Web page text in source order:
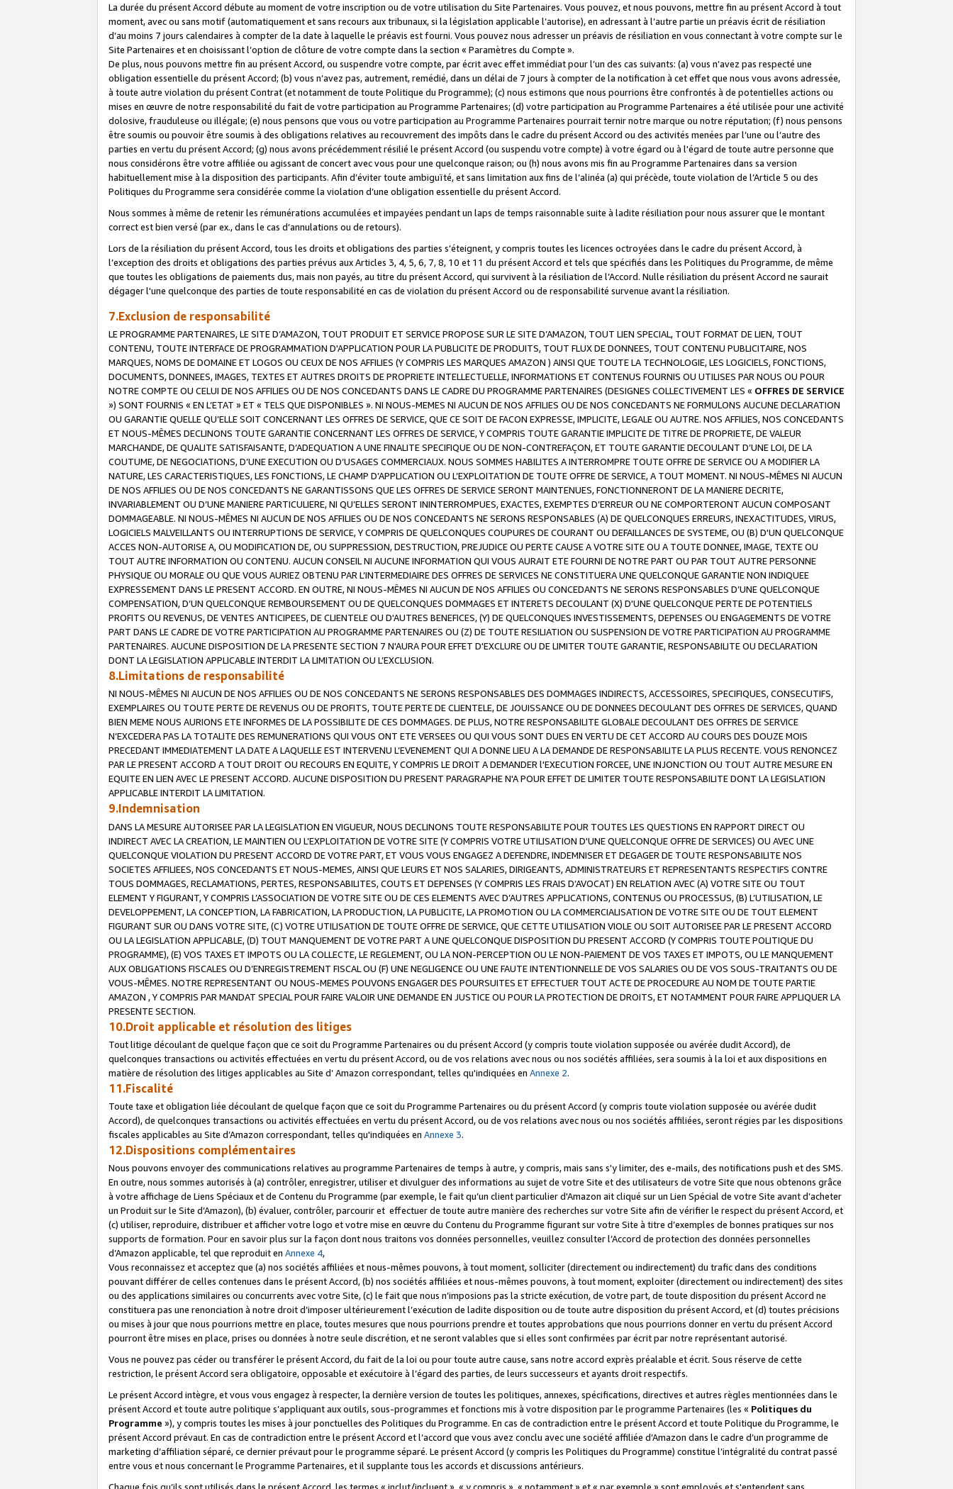
La durée du présent Accord débute au moment de votre inscription ou de votre utilisation du Site Partenaires. Vous pouvez, et nous pouvons, mettre fin au présent Accord à tout
moment, avec ou sans motif (automatiquement et sans recours aux tribunaux, si la législation applicable l’autorise), en adressant à l’autre partie un préavis écrit de résiliation
d’au moins 7 jours calendaires à compter de la date à laquelle le préavis est fourni. Vous pouvez nous adresser un préavis de résiliation en vous connectant à votre compte sur le
Site Partenaires et en choisissant l’option de clôture de votre compte dans la section « Paramètres du Compte ».
De plus, nous pouvons mettre fin au présent Accord, ou suspendre votre compte, par écrit avec effet immédiat pour l’un des cas suivants: (a) vous n’avez pas respecté une
obligation essentielle du présent Accord; (b) vous n’avez pas, autrement, remédié, dans un délai de 7 jours à compter de la notification à cet effet que nous vous avons adressée,
à toute autre violation du présent Contrat (et notamment de toute Politique du Programme); (c) nous estimons que nous pourrions être confrontés à de potentielles actions ou
mises en œuvre de notre responsabilité du fait de votre participation au Programme Partenaires; (d) votre participation au Programme Partenaires a été utilisée pour une activité
dolosive, frauduleuse ou illégale; (e) nous pensons que vous ou votre participation au Programme Partenaires pourrait ternir notre marque ou notre réputation; (f) nous pensons
être soumis ou pouvoir être soumis à des obligations relatives au recouvrement des impôts dans le cadre du présent Accord ou des activités menées par l’une ou l’autre des
parties en vertu du présent Accord; (g) nous avons précédemment résilié le présent Accord (ou suspendu votre compte) à votre égard ou à l'égard de toute autre personne que
nous considérons être votre affiliée ou agissant de concert avec vous pour une quelconque raison; ou (h) nous avons mis fin au Programme Partenaires dans sa version
habituellement mise à la disposition des participants. Afin d’éviter toute ambiguïté, et sans limitation aux fins de l’alinéa (a) qui précède, toute violation de l’Article 5 ou des
Politiques du Programme sera considérée comme la violation d’une obligation essentielle du présent Accord.
Nous sommes à même de retenir les rémunérations accumulées et impayées pendant un laps de temps raisonnable suite à ladite résiliation pour nous assurer que le montant
correct est bien versé (par ex., dans le cas d’annulations ou de retours).
Lors de la résiliation du présent Accord, tous les droits et obligations des parties s’éteignent, y compris toutes les licences octroyées dans le cadre du présent Accord, à
l’exception des droits et obligations des parties prévus aux Articles 3, 4, 5, 6, 7, 8, 10 et 11 du présent Accord et tels que spécifiés dans les Politiques du Programme, de même
que toutes les obligations de paiements dus, mais non payés, au titre du présent Accord, qui survivent à la résiliation de l’Accord. Nulle résiliation du présent Accord ne saurait
dégager l'une quelconque des parties de toute responsabilité en cas de violation du présent Accord ou de responsabilité survenue avant la résiliation.
7.Exclusion de responsabilité
LE PROGRAMME PARTENAIRES, LE SITE D’AMAZON, TOUT PRODUIT ET SERVICE PROPOSE SUR LE SITE D’AMAZON, TOUT LIEN SPECIAL, TOUT FORMAT DE LIEN, TOUT
CONTENU, TOUTE INTERFACE DE PROGRAMMATION D'APPLICATION POUR LA PUBLICITE DE PRODUITS, TOUT FLUX DE DONNEES, TOUT CONTENU PUBLICITAIRE, NOS
MARQUES, NOMS DE DOMAINE ET LOGOS OU CEUX DE NOS AFFILIES (Y COMPRIS LES MARQUES AMAZON ) AINSI QUE TOUTE LA TECHNOLOGIE, LES LOGICIELS, FONCTIONS,
DOCUMENTS, DONNEES, IMAGES, TEXTES ET AUTRES DROITS DE PROPRIETE INTELLECTUELLE, INFORMATIONS ET CONTENUS FOURNIS OU UTILISES PAR NOUS OU POUR
NOTRE COMPTE OU CELUI DE NOS AFFILIES OU DE NOS CONCEDANTS DANS LE CADRE DU PROGRAMME PARTENAIRES (DESIGNES COLLECTIVEMENT LES « OFFRES DE SERVICE
») SONT FOURNIS « EN L’ETAT » ET « TELS QUE DISPONIBLES ». NI NOUS-MEMES NI AUCUN DE NOS AFFILIES OU DE NOS CONCEDANTS NE FORMULONS AUCUNE DECLARATION
OU GARANTIE QUELLE QU’ELLE SOIT CONCERNANT LES OFFRES DE SERVICE, QUE CE SOIT DE FACON EXPRESSE, IMPLICITE, LEGALE OU AUTRE. NOS AFFILIES, NOS CONCEDANTS
ET NOUS-MÊMES DECLINONS TOUTE GARANTIE CONCERNANT LES OFFRES DE SERVICE, Y COMPRIS TOUTE GARANTIE IMPLICITE DE TITRE DE PROPRIETE, DE VALEUR
MARCHANDE, DE QUALITE SATISFAISANTE, D’ADEQUATION A UNE FINALITE SPECIFIQUE OU DE NON-CONTREFAÇON, ET TOUTE GARANTIE DECOULANT D’UNE LOI, DE LA
COUTUME, DE NEGOCIATIONS, D’UNE EXECUTION OU D’USAGES COMMERCIAUX. NOUS SOMMES HABILITES A INTERROMPRE TOUTE OFFRE DE SERVICE OU A MODIFIER LA
NATURE, LES CARACTERISTIQUES, LES FONCTIONS, LE CHAMP D’APPLICATION OU L’EXPLOITATION DE TOUTE OFFRE DE SERVICE, A TOUT MOMENT. NI NOUS-MÊMES NI AUCUN
DE NOS AFFILIES OU DE NOS CONCEDANTS NE GARANTISSONS QUE LES OFFRES DE SERVICE SERONT MAINTENUES, FONCTIONNERONT DE LA MANIERE DECRITE,
INVARIABLEMENT OU D’UNE MANIERE PARTICULIERE, NI QU’ELLES SERONT ININTERROMPUES, EXACTES, EXEMPTES D’ERREUR OU NE COMPORTERONT AUCUN COMPOSANT
DOMMAGEABLE. NI NOUS-MÊMES NI AUCUN DE NOS AFFILIES OU DE NOS CONCEDANTS NE SERONS RESPONSABLES (A) DE QUELCONQUES ERREURS, INEXACTITUDES, VIRUS,
LOGICIELS MALVEILLANTS OU INTERRUPTIONS DE SERVICE, Y COMPRIS DE QUELCONQUES COUPURES DE COURANT OU DEFAILLANCES DE SYSTEME, OU (B) D'UN QUELCONQUE
ACCES NON-AUTORISE A, OU MODIFICATION DE, OU SUPPRESSION, DESTRUCTION, PREJUDICE OU PERTE CAUSE A VOTRE SITE OU A TOUTE DONNEE, IMAGE, TEXTE OU
TOUT AUTRE INFORMATION OU CONTENU. AUCUN CONSEIL NI AUCUNE INFORMATION QUI VOUS AURAIT ETE FOURNI DE NOTRE PART OU PAR TOUT AUTRE PERSONNE
PHYSIQUE OU MORALE OU QUE VOUS AURIEZ OBTENU PAR L’INTERMEDIAIRE DES OFFRES DE SERVICES NE CONSTITUERA UNE QUELCONQUE GARANTIE NON INDIQUEE
EXPRESSEMENT DANS LE PRESENT ACCORD. EN OUTRE, NI NOUS-MÊMES NI AUCUN DE NOS AFFILIES OU CONCEDANTS NE SERONS RESPONSABLES D’UNE QUELCONQUE
COMPENSATION, D’UN QUELCONQUE REMBOURSEMENT OU DE QUELCONQUES DOMMAGES ET INTERETS DECOULANT (X) D'UNE QUELCONQUE PERTE DE POTENTIELS
PROFITS OU REVENUS, DE VENTES ANTICIPEES, DE CLIENTELE OU D'AUTRES BENEFICES, (Y) DE QUELCONQUES INVESTISSEMENTS, DEPENSES OU ENGAGEMENTS DE VOTRE
PART DANS LE CADRE DE VOTRE PARTICIPATION AU PROGRAMME PARTENAIRES OU (Z) DE TOUTE RESILIATION OU SUSPENSION DE VOTRE PARTICIPATION AU PROGRAMME
PARTENAIRES. AUCUNE DISPOSITION DE LA PRESENTE SECTION 7 N'AURA POUR EFFET D'EXCLURE OU DE LIMITER TOUTE GARANTIE, RESPONSABILITE OU DECLARATION
DONT LA LEGISLATION APPLICABLE INTERDIT LA LIMITATION OU L’EXCLUSION.
8.Limitations de responsabilité
NI NOUS-MÊMES NI AUCUN DE NOS AFFILIES OU DE NOS CONCEDANTS NE SERONS RESPONSABLES DES DOMMAGES INDIRECTS, ACCESSOIRES, SPECIFIQUES, CONSECUTIFS,
EXEMPLAIRES OU TOUTE PERTE DE REVENUS OU DE PROFITS, TOUTE PERTE DE CLIENTELE, DE JOUISSANCE OU DE DONNEES DECOULANT DES OFFRES DE SERVICES, QUAND
BIEN MEME NOUS AURIONS ETE INFORMES DE LA POSSIBILITE DE CES DOMMAGES. DE PLUS, NOTRE RESPONSABILITE GLOBALE DECOULANT DES OFFRES DE SERVICE
N’EXCEDERA PAS LA TOTALITE DES REMUNERATIONS QUI VOUS ONT ETE VERSEES OU QUI VOUS SONT DUES EN VERTU DE CET ACCORD AU COURS DES DOUZE MOIS
PRECEDANT IMMEDIATEMENT LA DATE A LAQUELLE EST INTERVENU L’EVENEMENT QUI A DONNE LIEU A LA DEMANDE DE RESPONSABILITE LA PLUS RECENTE. VOUS RENONCEZ
PAR LE PRESENT ACCORD A TOUT DROIT OU RECOURS EN EQUITE, Y COMPRIS LE DROIT A DEMANDER l'EXECUTION FORCEE, UNE INJONCTION OU TOUT AUTRE MESURE EN
EQUITE EN LIEN AVEC LE PRESENT ACCORD. AUCUNE DISPOSITION DU PRESENT PARAGRAPHE N'A POUR EFFET DE LIMITER TOUTE RESPONSABILITE DONT LA LEGISLATION
APPLICABLE INTERDIT LA LIMITATION.
9.Indemnisation
DANS LA MESURE AUTORISEE PAR LA LEGISLATION EN VIGUEUR, NOUS DECLINONS TOUTE RESPONSABILITE POUR TOUTES LES QUESTIONS EN RAPPORT DIRECT OU
INDIRECT AVEC LA CREATION, LE MAINTIEN OU L’EXPLOITATION DE VOTRE SITE (Y COMPRIS VOTRE UTILISATION D'UNE QUELCONQUE OFFRE DE SERVICES) OU AVEC UNE
QUELCONQUE VIOLATION DU PRESENT ACCORD DE VOTRE PART, ET VOUS VOUS ENGAGEZ A DEFENDRE, INDEMNISER ET DEGAGER DE TOUTE RESPONSABILITE NOS
SOCIETES AFFILIEES, NOS CONCEDANTS ET NOUS-MEMES, AINSI QUE LEURS ET NOS SALARIES, DIRIGEANTS, ADMINISTRATEURS ET REPRESENTANTS RESPECTIFS CONTRE
TOUS DOMMAGES, RECLAMATIONS, PERTES, RESPONSABILITES, COUTS ET DEPENSES (Y COMPRIS LES FRAIS D’AVOCAT) EN RELATION AVEC (A) VOTRE SITE OU TOUT
ELEMENT Y FIGURANT, Y COMPRIS L’ASSOCIATION DE VOTRE SITE OU DE CES ELEMENTS AVEC D’AUTRES APPLICATIONS, CONTENUS OU PROCESSUS, (B) L’UTILISATION, LE
DEVELOPPEMENT, LA CONCEPTION, LA FABRICATION, LA PRODUCTION, LA PUBLICITE, LA PROMOTION OU LA COMMERCIALISATION DE VOTRE SITE OU DE TOUT ELEMENT
FIGURANT SUR OU DANS VOTRE SITE, (C) VOTRE UTILISATION DE TOUTE OFFRE DE SERVICE, QUE CETTE UTILISATION VIOLE OU SOIT AUTORISEE PAR LE PRESENT ACCORD
OU LA LEGISLATION APPLICABLE, (D) TOUT MANQUEMENT DE VOTRE PART A UNE QUELCONQUE DISPOSITION DU PRESENT ACCORD (Y COMPRIS TOUTE POLITIQUE DU
PROGRAMME), (E) VOS TAXES ET IMPOTS OU LA COLLECTE, LE REGLEMENT, OU LA NON-PERCEPTION OU LE NON-PAIEMENT DE VOS TAXES ET IMPOTS, OU LE MANQUEMENT
AUX OBLIGATIONS FISCALES OU D’ENREGISTREMENT FISCAL OU (F) UNE NEGLIGENCE OU UNE FAUTE INTENTIONNELLE DE VOS SALARIES OU DE VOS SOUS-TRAITANTS OU DE
VOUS-MÊMES. NOTRE REPRESENTANT OU NOUS-MEMES POUVONS ENGAGER DES POURSUITES ET EFFECTUER TOUT ACTE DE PROCEDURE AU NOM DE TOUTE PARTIE
AMAZON , Y COMPRIS PAR MANDAT SPECIAL POUR FAIRE VALOIR UNE DEMANDE EN JUSTICE OU POUR LA PROTECTION DE DROITS, ET NOTAMMENT POUR FAIRE APPLIQUER LA
PRESENTE SECTION.
10.Droit applicable et résolution des litiges
Tout litige découlant de quelque façon que ce soit du Programme Partenaires ou du présent Accord (y compris toute violation supposée ou avérée dudit Accord), de
quelconques transactions ou activités effectuées en vertu du présent Accord, ou de vos relations avec nous ou nos sociétés affiliées, sera soumis à la loi et aux dispositions en
matière de résolution des litiges applicables au Site d’ Amazon correspondant, telles qu'indiquées en Annexe 2.
11.Fiscalité
Toute taxe et obligation liée découlant de quelque façon que ce soit du Programme Partenaires ou du présent Accord (y compris toute violation supposée ou avérée dudit
Accord), de quelconques transactions ou activités effectuées en vertu du présent Accord, ou de vos relations avec nous ou nos sociétés affiliées, seront régies par les dispositions
fiscales applicables au Site d’Amazon correspondant, telles qu'indiquées en Annexe 3.
12.Dispositions complémentaires
Nous pouvons envoyer des communications relatives au programme Partenaires de temps à autre, y compris, mais sans s'y limiter, des e-mails, des notifications push et des SMS.
En outre, nous sommes autorisés à (a) contrôler, enregistrer, utiliser et divulguer des informations au sujet de votre Site et des utilisateurs de votre Site que nous obtenons grâce
à votre affichage de Liens Spéciaux et de Contenu du Programme (par exemple, le fait qu’un client particulier d'Amazon ait cliqué sur un Lien Spécial de votre Site avant d’acheter
un Produit sur le Site d’Amazon), (b) évaluer, contrôler, parcourir et effectuer de toute autre manière des recherches sur votre Site afin de vérifier le respect du présent Accord, et
(c) utiliser, reproduire, distribuer et afficher votre logo et votre mise en œuvre du Contenu du Programme figurant sur votre Site à titre d’exemples de bonnes pratiques sur nos
supports de formation. Pour en savoir plus sur la façon dont nous traitons vos données personnelles, veuillez consulter l’Accord de protection des données personnelles
d’Amazon applicable, tel que reproduit en Annexe 4,
Vous reconnaissez et acceptez que (a) nos sociétés affiliées et nous-mêmes pouvons, à tout moment, solliciter (directement ou indirectement) du trafic dans des conditions
pouvant différer de celles contenues dans le présent Accord, (b) nos sociétés affiliées et nous-mêmes pouvons, à tout moment, exploiter (directement ou indirectement) des sites
ou des applications similaires ou concurrents avec votre Site, (c) le fait que nous n’imposions pas la stricte exécution, de votre part, de toute disposition du présent Accord ne
constituera pas une renonciation à notre droit d’imposer ultérieurement l’exécution de ladite disposition ou de toute autre disposition du présent Accord, et (d) toutes précisions
ou mises à jour que nous pourrions mettre en place, toutes mesures que nous pourrions prendre et toutes approbations que nous pourrions donner en vertu du présent Accord
pourront être mises en place, prises ou données à notre seule discrétion, et ne seront valables que si elles sont confirmées par écrit par notre représentant autorisé.
Vous ne pouvez pas céder ou transférer le présent Accord, du fait de la loi ou pour toute autre cause, sans notre accord exprès préalable et écrit. Sous réserve de cette
restriction, le présent Accord sera obligatoire, opposable et exécutoire à l’égard des parties, de leurs successeurs et ayants droit respectifs.
Le présent Accord intègre, et vous vous engagez à respecter, la dernière version de toutes les politiques, annexes, spécifications, directives et autres règles mentionnées dans le
présent Accord et toute autre politique s’appliquant aux outils, sous-programmes et fonctions mis à votre disposition par le programme Partenaires (les « Politiques du
Programme »), y compris toutes les mises à jour ponctuelles des Politiques du Programme. En cas de contradiction entre le présent Accord et toute Politique du Programme, le
présent Accord prévaut. En cas de contradiction entre le présent Accord et l’accord que vous avez conclu avec une société affiliée d’Amazon dans le cadre d’un programme de
marketing d’affiliation séparé, ce dernier prévaut pour le programme séparé. Le présent Accord (y compris les Politiques du Programme) constitue l’intégralité du contrat passé
entre vous et nous concernant le Programme Partenaires, et il supplante tous les accords et discussions antérieurs.